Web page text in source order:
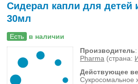
Сидерал капли для детей
30мл
Есть в наличии
Производитель:
Pharma (страна:
Действующее
Сукросомальное